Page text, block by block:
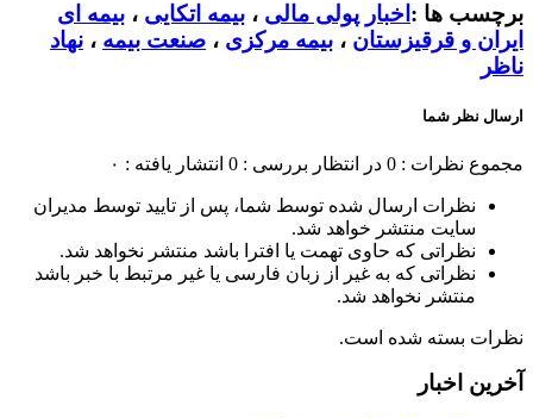
برچسب ها : اخبار پولی مالی ، بیمه اتکایی ، بیمه ای
ایران و قرقیزستان ، بیمه مرکزی ، صنعت بیمه ، نهاد
ناظر
ارسال نظر شما
مجموع نظرات : 0 در انتظار بررسی : 0 انتشار یافته : ۰
نظرات ارسال شده توسط شما، پس از تایید توسط مدیران
سایت منتشر خواهد شد.
نظراتی که حاوی تهمت یا افترا باشد منتشر نخواهد شد.
نظراتی که به غیر از زبان فارسی یا غیر مرتبط با خبر باشد
منتشر نخواهد شد.
نظرات بسته شده است.
آخرین اخبار